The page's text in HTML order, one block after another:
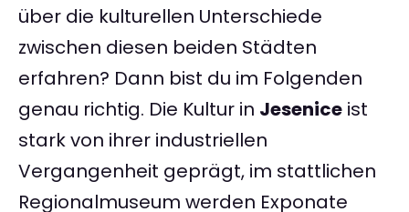
über die kulturellen Unterschiede
zwischen diesen beiden Städten
erfahren? Dann bist du im Folgenden
genau richtig. Die Kultur in Jesenice ist
stark von ihrer industriellen
Vergangenheit geprägt, im stattlichen
Regionalmuseum werden Exponate